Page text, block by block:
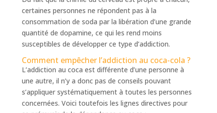
certaines personnes ne répondent pas à la
consommation de soda par la libération d’une grande
quantité de dopamine, ce qui les rend moins
susceptibles de développer ce type d’addiction.
Comment empêcher l’addiction au coca-cola ?
L’addiction au coca est différente d’une personne à
une autre, il n’y a donc pas de conseils pouvant
s’appliquer systématiquement à toutes les personnes
concernées. Voici toutefois les lignes directives pour